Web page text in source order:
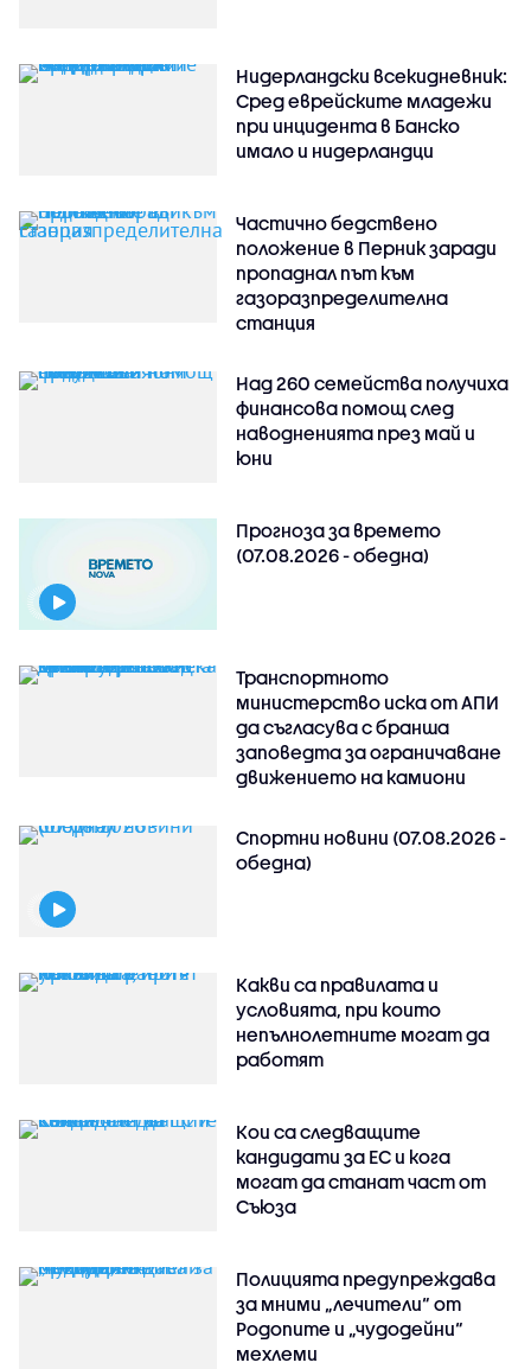
Нидерландски всекидневник:
Сред еврейските младежи
при инцидента в Банско
имало и нидерландци
Частично бедствено
положение в Перник заради
пропаднал път към
газоразпределителна
станция
Над 260 семейства получиха
финансова помощ след
наводненията през май и
юни
Прогноза за времето
(07.08.2026 - обедна)
Транспортното
министерство иска от АПИ
да съгласува с бранша
заповедта за ограничаване
движението на камиони
Спортни новини (07.08.2026 -
обедна)
Какви са правилата и
условията, при които
непълнолетните могат да
работят
Кои са следващите
кандидати за ЕС и кога
могат да станат част от
Съюза
Полицията предупреждава
за мними „лечители“ от
Родопите и „чудодейни“
мехлеми